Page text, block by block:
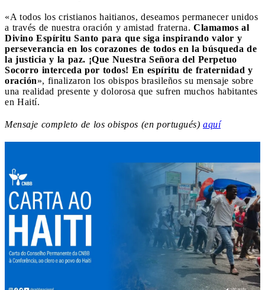
«A todos los cristianos haitianos, deseamos permanecer unidos
a través de nuestra oración y amistad fraterna. Clamamos al
Divino Espíritu Santo para que siga inspirando valor y
perseverancia en los corazones de todos en la búsqueda de
la justicia y la paz. ¡Que Nuestra Señora del Perpetuo
Socorro interceda por todos! En espíritu de fraternidad y
oración», finalizaron los obispos brasileños su mensaje sobre
una realidad presente y dolorosa que sufren muchos habitantes
en Haití.
Mensaje completo de los obispos (en portugués) aquí